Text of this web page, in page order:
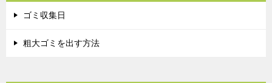
ゴミ収集日
粗大ゴミを出す方法